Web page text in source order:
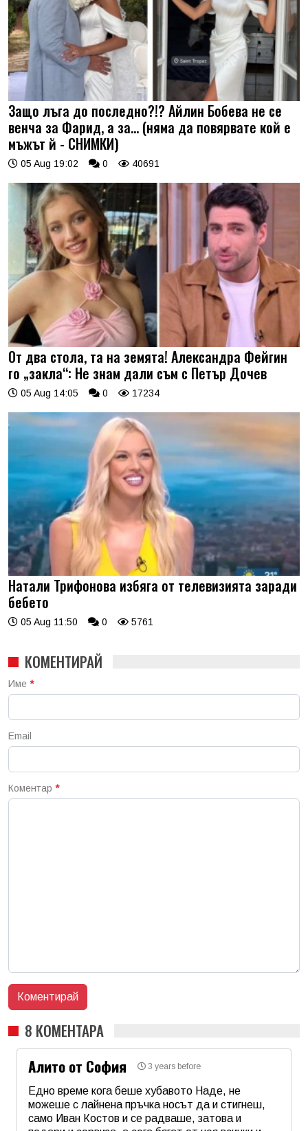
Защо лъга до последно?!? Айлин Бобева не се
венча за Фарид, а за... (няма да повярвате кой е
мъжът й - СНИМКИ)
05 Aug 19:02 0 40691
От два стола, та на земята! Александра Фейгин
го „закла“: Не знам дали съм с Петър Дочев
05 Aug 14:05 0 17234
Натали Трифонова избяга от телевизията заради
бебето
05 Aug 11:50 0 5761
КОМЕНТИРАЙ
Име *
Email
Коментар *
8 КОМЕНТАРА
Алито от София
3 years before
Едно време кога беше хубавото Наде, не
можеше с лайнена пръчка носът да и стигнеш,
само Иван Костов и се радваше, затова и